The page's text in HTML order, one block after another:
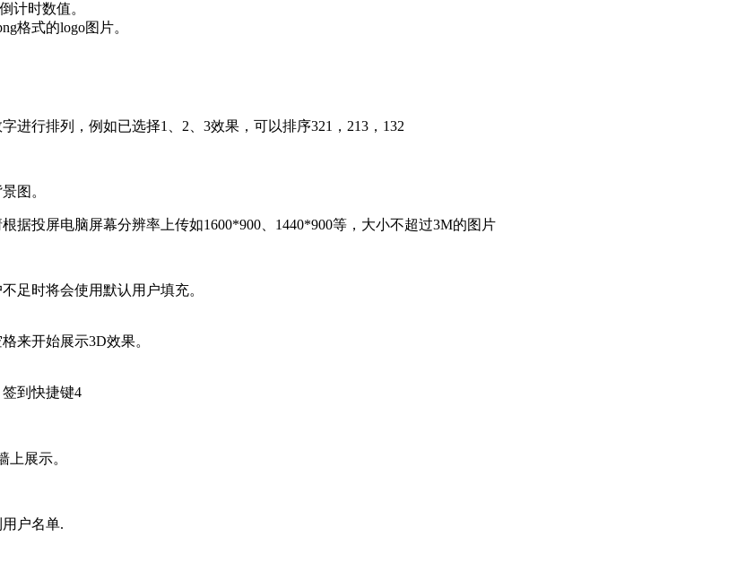
计时数值。
格式的logo图片。
进行排列，例如已选择1、2、3效果，可以排序321，213，132
图。
据投屏电脑屏幕分辨率上传如1600*900、1440*900等，大小不超过3M的图片
足时将会使用默认用户填充。
来开始展示3D效果。
到快捷键4
上展示。
户名单.